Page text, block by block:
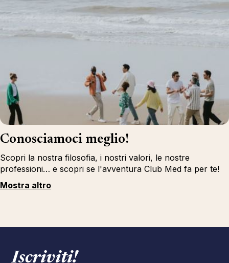
Conosciamoci meglio!
Scopri la nostra filosofia, i nostri valori, le nostre
professioni… e scopri se l'avventura Club Med fa per te!
Mostra altro
Iscriviti!